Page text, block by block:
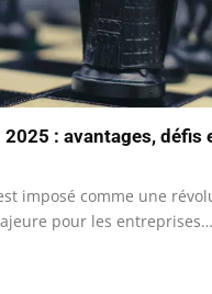
: avantages, défis
imposé comme une
pour les entreprises…